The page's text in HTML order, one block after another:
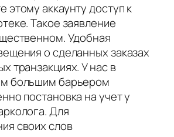
этому аккаунту доступ к
Такое заявление
Удобная
о сделанных заказах
транзакциях. У нас в
большим барьером
постановка на учет у
Для
своих слов